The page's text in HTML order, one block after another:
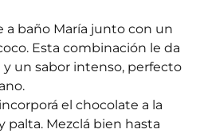
a baño María junto con un
Esta combinación le da
un sabor intenso, perfecto
el chocolate a la
palta. Mezclá bien hasta